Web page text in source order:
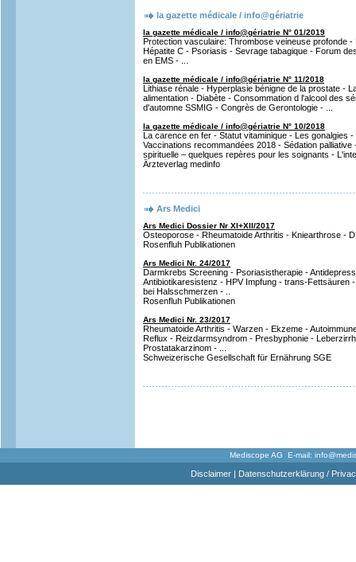
la gazette médicale / info@gériatrie
la gazette médicale / info@gériatrie N° 01/2019
Protection vasculaire: Thrombose veineuse profonde
Hépatite C - Psoriasis - Sevrage tabagique - Forum
en EMS - ...
la gazette médicale / info@gériatrie N° 11/2018
Lithiase rénale - Hyperplasie bénigne de la prostate -
alimentation - Diabète - Consommation d l'alcool des
d'automne SSMIG - Congrès de Gerontologie - ...
la gazette médicale / info@gériatrie N° 10/2018
La carence en fer - Statut vitaminique - Les gonalgies -
Vaccinations recommandées 2018 - Sédation palliative
spirituelle – quelques repères pour les soignants -
Ärzteverlag medinfo
Ars Medici
Ars Medici Dossier Nr XI+XII/2017
Osteoporose - Rheumatoide Arthritis - Kniearthrose -
Rosenfluh Publikationen
Ars Medici Nr. 24/2017
Darmkrebs Screening - Psoriasistherapie -
Antibiotikaresistenz - HPV Impfung - trans-Fettsäuren
bei Halsschmerzen - ..
Rosenfluh Publikationen
Ars Medici Nr. 23/2017
Rheumatoide Arthritis - Warzen - Ekzeme -
Reflux - Reizdarmsyndrom - Presbyphonie -
Prostatakarzinom - ...
Schweizerische Gesellschaft für Ernährung SGE
Mediscope AG E-mail:
Disclaimer| Datenschutzerklärung /